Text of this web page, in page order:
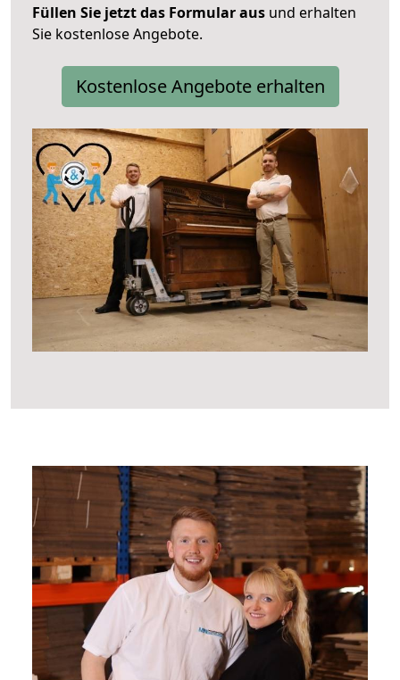
Füllen Sie jetzt das Formular aus und erhalten
Sie kostenlose Angebote.
Kostenlose Angebote erhalten